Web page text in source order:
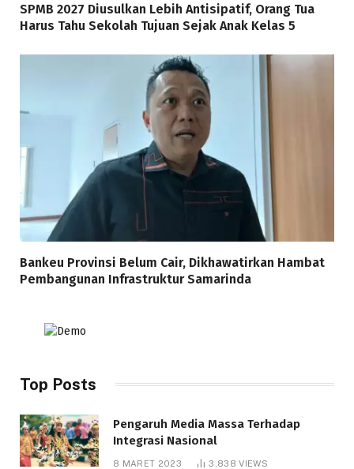
SPMB 2027 Diusulkan Lebih Antisipatif, Orang Tua
Harus Tahu Sekolah Tujuan Sejak Anak Kelas 5
Bankeu Provinsi Belum Cair, Dikhawatirkan Hambat
Pembangunan Infrastruktur Samarinda
Top Posts
Pengaruh Media Massa Terhadap
Integrasi Nasional
8 MARET 2023 3,838VIEWS